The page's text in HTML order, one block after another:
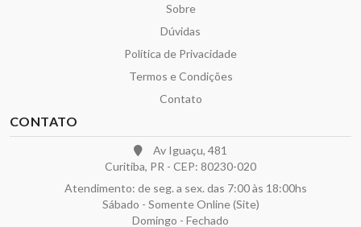
Sobre
Dúvidas
Política de Privacidade
Termos e Condições
Contato
CONTATO
Av Iguaçu, 481
Curitiba, PR - CEP: 80230-020
Atendimento: de seg. a sex. das 7:00 às 18:00hs
Sábado - Somente Online (Site)
Domingo - Fechado